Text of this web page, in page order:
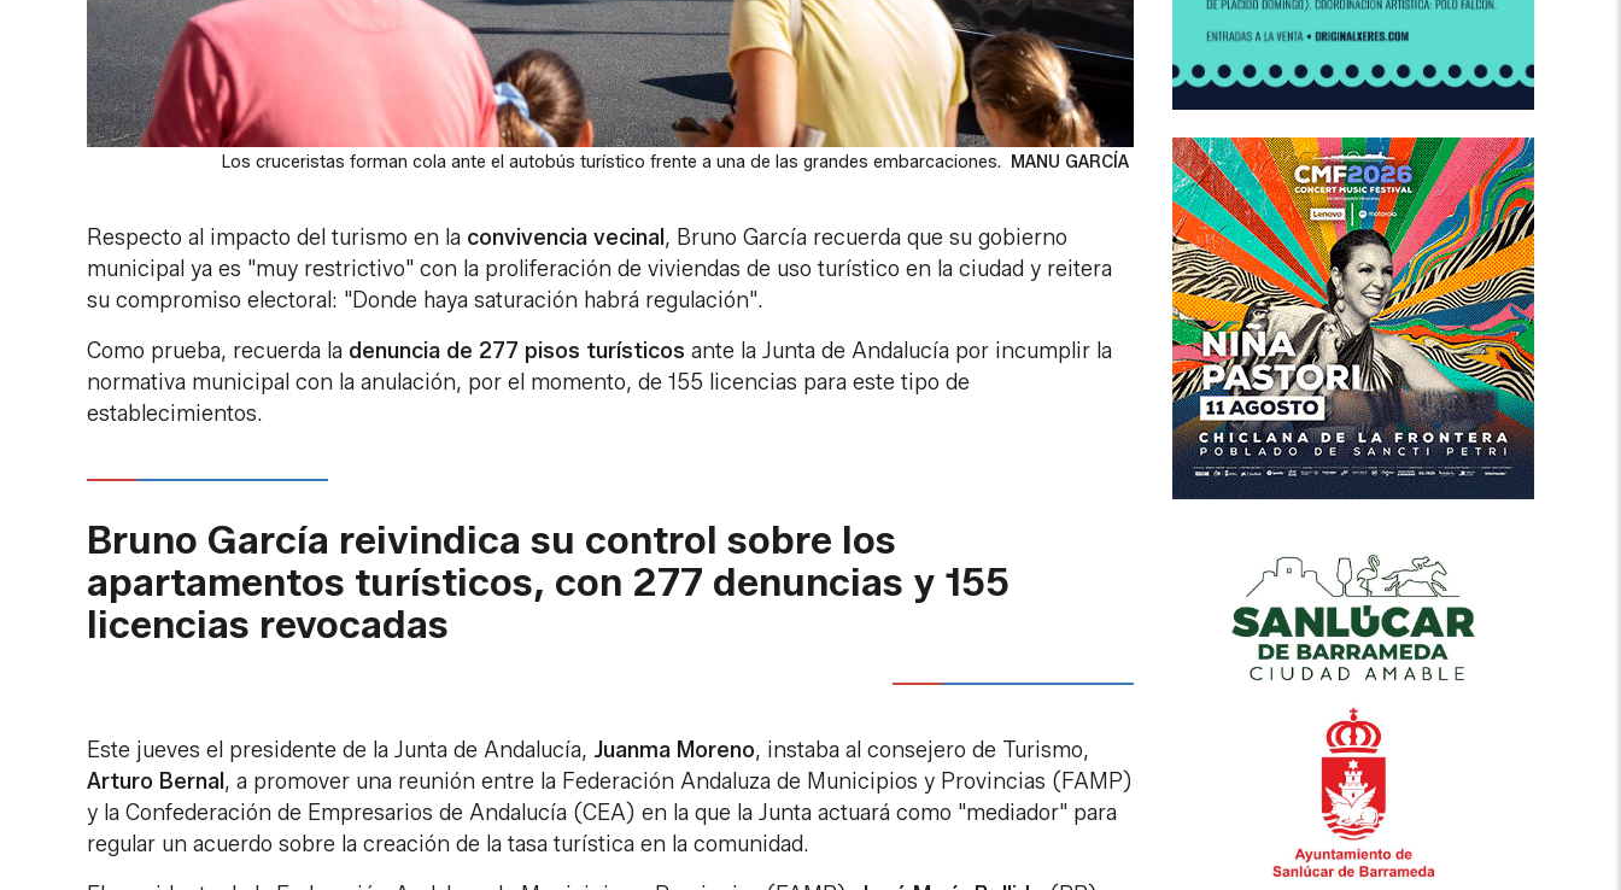
Los cruceristas forman cola ante el autobús turístico frente a una de las grandes embarcaciones. MANU GARCÍA
Respecto al impacto del turismo en la convivencia vecinal , Bruno García recuerda que su gobierno
municipal ya es "muy restrictivo" con la proliferación de viviendas de uso turístico en la ciudad y reitera
su compromiso electoral: "Donde haya saturación habrá regulación".
Como prueba, recuerda la denuncia de 277 pisos turísticos ante la Junta de Andalucía por incumplir la
normativa municipal con la anulación, por el momento, de 155 licencias para este tipo de
establecimientos.
Bruno García reivindica su control sobre los
apartamentos turísticos, con 277 denuncias y 155
licencias revocadas
Este jueves el presidente de la Junta de Andalucía, Juanma Moreno, instaba al consejero de Turismo,
Arturo Bernal , a promover una reunión entre la Federación Andaluza de Municipios y Provincias (FAMP)
y la Confederación de Empresarios de Andalucía (CEA) en la que la Junta actuará como "mediador" para
regular un acuerdo sobre la creación de la tasa turística en la comunidad.